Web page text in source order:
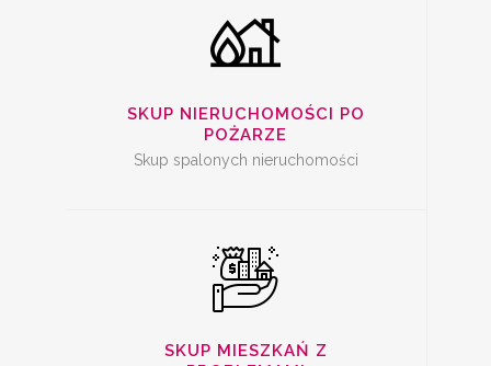
SKUP NIERUCHOMOŚCI PO
POŻARZE
Skup spalonych nieruchomości
SKUP MIESZKAŃ Z
SKUP
PROBLEMAMI
SKUP
NIERUCHOMOŚCI ZA
GOTÓWKĘ